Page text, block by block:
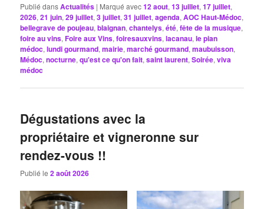
Publié dansActualités | Marqué avec12 aout,13 juillet,17 juillet,
2026,21 juin,29 juillet,3 juillet,31 juillet,agenda,AOC Haut-Médoc,
bellegrave de poujeau,blaignan,chantelys,été,fête de la musique,
foire au vins,Foire aux Vins,foiresauxvins,lacanau,le pian
médoc,lundi gourmand,mairie,marché gourmand,maubuisson,
Médoc,nocturne,qu'est ce qu'on fait,saint laurent,Soirée,viva
médoc
Dégustations avec la
propriétaire et vigneronne sur
rendez-vous !!
Publié le2 août 2026